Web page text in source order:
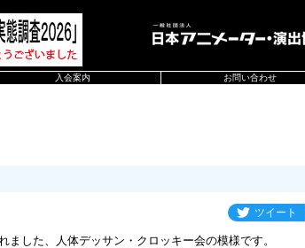
入会案内 お問い合わせ
ツイート
した、人体デッサン・クロッキー会の模様です。